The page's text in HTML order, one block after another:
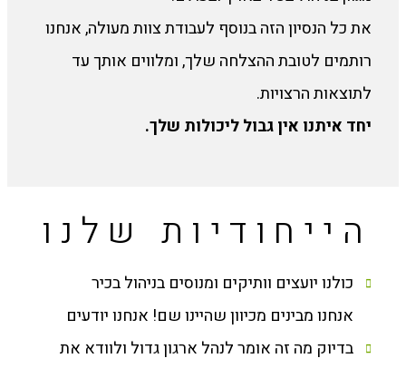
את כל הנסיון הזה בנוסף לעבודת צוות מעולה, אנחנו
רותמים לטובת ההצלחה שלך, ומלווים אותך עד
לתוצאות הרצויות.
יחד איתנו אין גבול ליכולות שלך.
הייחודיות שלנו
כולנו יועצים וותיקים ומנוסים בניהול בכיר
אנחנו מבינים מכיוון שהיינו שם! אנחנו יודעים
בדיוק מה זה אומר לנהל ארגון גדול ולוודא את